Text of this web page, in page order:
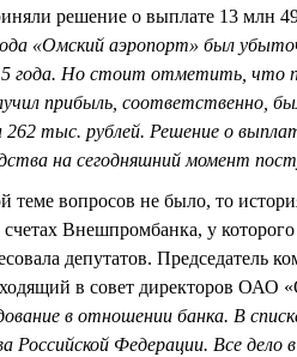
решение о выплате 13 млн
«Омский аэропорт» был
года. Но стоит отметить, что
прибыль, соответственно,
262 тыс. рублей. Решение о
на сегодняшний момент
теме вопросов не было, то
Внешпромбанка, у
депутатов. Председатель
в совет директоров ОАО
в отношении банка. В
Российской Федерации. Все